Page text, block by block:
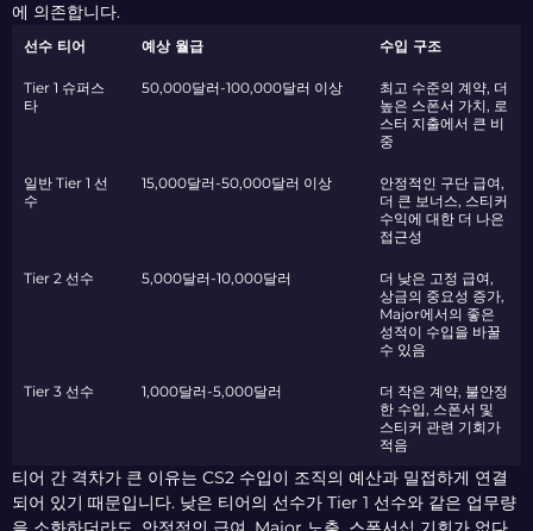
에 의존합니다.
선수 티어 예상 월급 수입 구조
Tier 1 슈퍼스
타
50,000달러-100,000달러 이상
최고 수준의 계약, 더
높은 스폰서 가치, 로
스터 지출에서 큰 비
중
일반 Tier 1 선
수
15,000달러-50,000달러 이상
안정적인 구단 급여,
더 큰 보너스, 스티커
수익에 대한 더 나은
접근성
Tier 2 선수 5,000달러-10,000달러
더 낮은 고정 급여,
상금의 중요성 증가,
Major에서의 좋은
성적이 수입을 바꿀
수 있음
Tier 3 선수 1,000달러-5,000달러
더 작은 계약, 불안정
한 수입, 스폰서 및
스티커 관련 기회가
적음
티어 간 격차가 큰 이유는 CS2 수입이 조직의 예산과 밀접하게 연결
되어 있기 때문입니다. 낮은 티어의 선수가 Tier 1 선수와 같은 업무량